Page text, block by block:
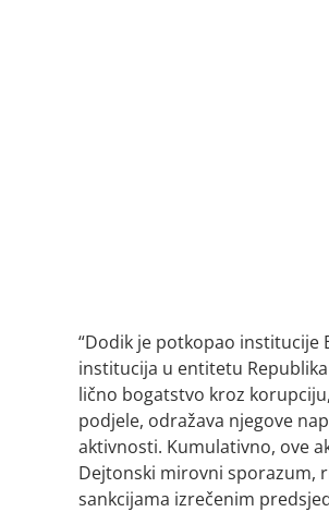
“Dodik je potkopao institucije
institucija u entitetu
lično bogatstvo kroz
podjele, odražava njegove
aktivnosti. Kumulativno, ove
Dejtonski mirovni sporazum,
sankcijama izrečenim